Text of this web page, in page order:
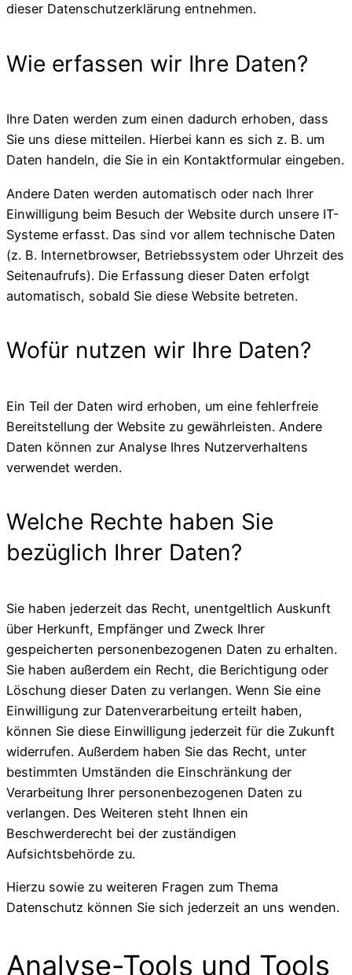
dieser Datenschutzerklärung entnehmen.
Wie erfassen wir Ihre Daten?
Ihre Daten werden zum einen dadurch erhoben, dass
Sie uns diese mitteilen. Hierbei kann es sich z. B. um
Daten handeln, die Sie in ein Kontaktformular eingeben.
Andere Daten werden automatisch oder nach Ihrer
Einwilligung beim Besuch der Website durch unsere IT-
Systeme erfasst. Das sind vor allem technische Daten
(z. B. Internetbrowser, Betriebssystem oder Uhrzeit des
Seitenaufrufs). Die Erfassung dieser Daten erfolgt
automatisch, sobald Sie diese Website betreten.
Wofür nutzen wir Ihre Daten?
Ein Teil der Daten wird erhoben, um eine fehlerfreie
Bereitstellung der Website zu gewährleisten. Andere
Daten können zur Analyse Ihres Nutzerverhaltens
verwendet werden.
Welche Rechte haben Sie
bezüglich Ihrer Daten?
Sie haben jederzeit das Recht, unentgeltlich Auskunft
über Herkunft, Empfänger und Zweck Ihrer
gespeicherten personenbezogenen Daten zu erhalten.
Sie haben außerdem ein Recht, die Berichtigung oder
Löschung dieser Daten zu verlangen. Wenn Sie eine
Einwilligung zur Datenverarbeitung erteilt haben,
können Sie diese Einwilligung jederzeit für die Zukunft
widerrufen. Außerdem haben Sie das Recht, unter
bestimmten Umständen die Einschränkung der
Verarbeitung Ihrer personenbezogenen Daten zu
verlangen. Des Weiteren steht Ihnen ein
Beschwerderecht bei der zuständigen
Aufsichtsbehörde zu.
Hierzu sowie zu weiteren Fragen zum Thema
Datenschutz können Sie sich jederzeit an uns wenden.
Analyse-Tools und Tools